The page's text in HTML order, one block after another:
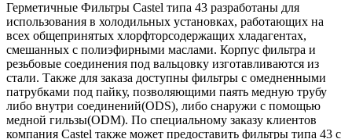
Герметичные Фильтры Castel типа 43 разработаны для
использования в холодильных установках, работающих на
всех общепринятых хлорфторсодержащих хладагентах,
смешанных с полиэфирными маслами. Корпус фильтра и
резьбовые соединения под вальцовку изготавливаются из
стали. Также для заказа доступны фильтры с омедненными
патрубками под пайку, позволяющими паять медную трубу
либо внутри соединений(ODS), либо снаружи с помощью
медной гильзы(ODM). По специальному заказу клиентов
компания Castel также может предоставить фильтры типа 43 с